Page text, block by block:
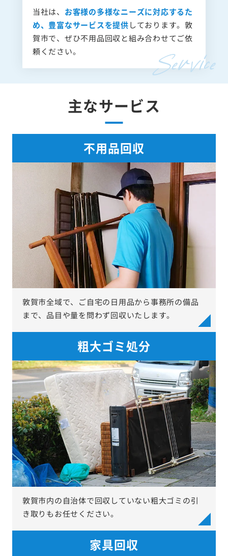
当社は、 お客様の多様なニーズに対応するた
め、豊富なサービスを提供しております。敦
賀市で、ぜひ不用品回収と組み合わせてご依
頼ください。
主なサービス
不用品回収
敦賀市全域で、ご自宅の日用品から事務所の備品
まで、品目や量を問わず回収いたします。
粗大ゴミ処分
敦賀市内の自治体で回収していない粗大ゴミの引
き取りもお任せください。
家具回収